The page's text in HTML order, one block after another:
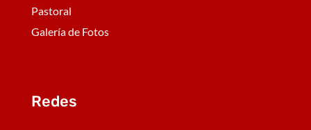
Pastoral
Galería de Fotos
Redes